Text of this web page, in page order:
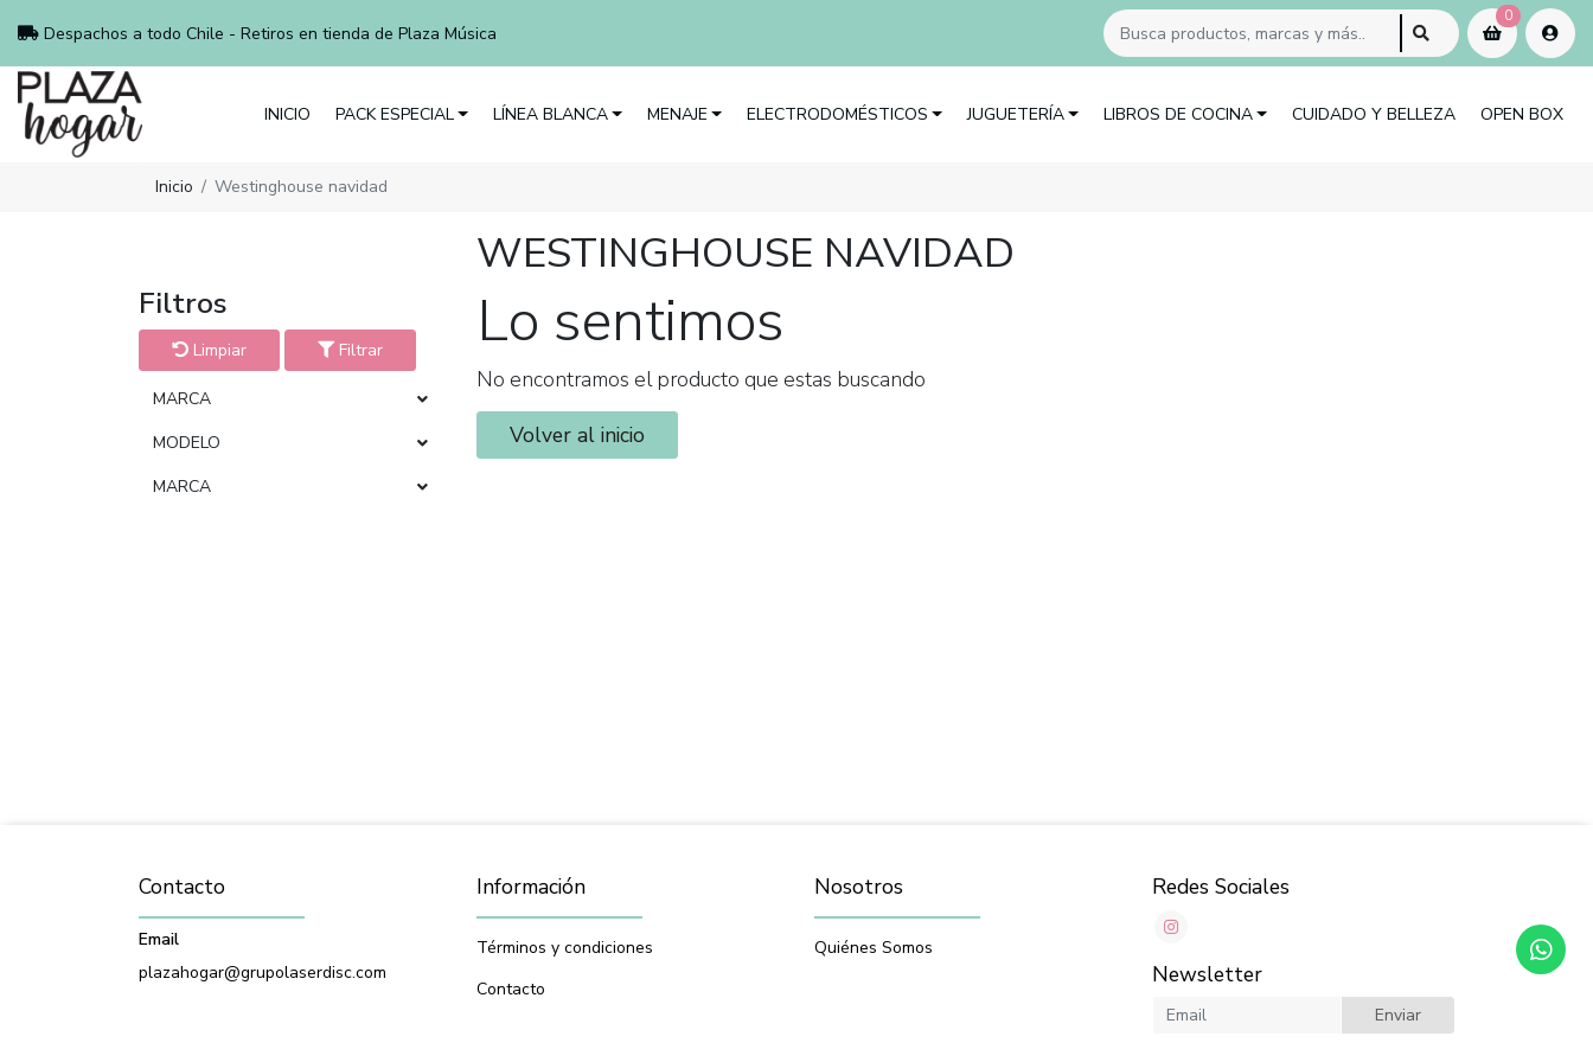
Despachos a todo Chile - Retiros en tienda de Plaza Música
0
INICIO PACK ESPECIAL LÍNEA BLANCA MENAJE ELECTRODOMÉSTICOS JUGUETERÍA LIBROS DE COCINA CUIDADO Y BELLEZA OPEN BOX
Inicio Westinghouse navidad
WESTINGHOUSE NAVIDAD
Filtros
Limpiar Filtrar
MARCA
MODELO
MARCA
Lo sentimos
No encontramos el producto que estas buscando
Volver al inicio
Contacto
Email
plazahogar@grupolaserdisc.com
Información
Términos y condiciones
Contacto
Nosotros
Quiénes Somos
Redes Sociales
Newsletter
Enviar